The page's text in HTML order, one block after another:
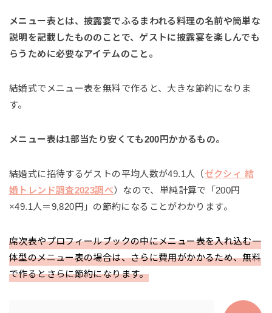
メニュー表とは、披露宴でふるまわれる料理の名前や簡単な
説明を記載したもののことで、ゲストに披露宴を楽しんでも
らうために必要なアイテムのこと。
結婚式でメニュー表を無料で作ると、大きな節約になりま
す。
メニュー表は1部当たり安くても200円かかるもの。
結婚式に招待するゲストの平均人数が49.1人（ゼクシィ 結
婚トレンド調査2023調べ）なので、単純計算で「200円
×49.1人＝9,820円」の節約になることがわかります。
席次表やプロフィールブックの中にメニュー表を入れ込む一
体型のメニュー表の場合は、さらに費用がかかるため、無料
で作るとさらに節約になります。